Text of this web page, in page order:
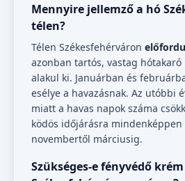
Mennyire jellemző a hó
télen?
Télen Székesfehérváron
azonban tartós, vastag
alakul ki. Januárban és
esélye a havazásnak. Az utóbbi
miatt a havas napok száma
ködös időjárásra mindenképpen
novembertől márciusig.
Szükséges-e fényvédő krém